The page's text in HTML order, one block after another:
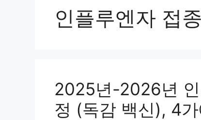
인플루엔자 접종
2025년-2026년
정 (독감 백신), 4